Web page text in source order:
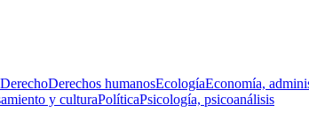
DerechoDerechos humanosEcologíaEconomía,
y culturaPolíticaPsicología, psicoanálisis